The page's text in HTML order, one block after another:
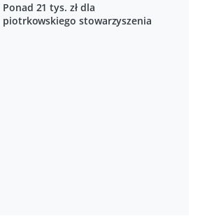
Ponad 21 tys. zł dla
piotrkowskiego stowarzyszenia